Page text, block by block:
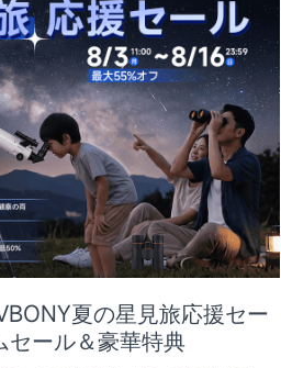
夏の星見旅応援セー
セール＆豪華特典